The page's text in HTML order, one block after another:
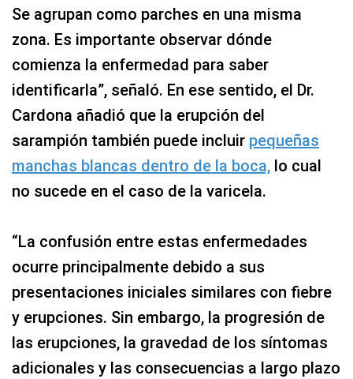
Se agrupan como parches en una misma
zona. Es importante observar dónde
comienza la enfermedad para saber
identificarla”, señaló. En ese sentido, el Dr.
Cardona añadió que la erupción del
sarampión también puede incluir pequeñas
manchas blancas dentro de la boca, lo cual
no sucede en el caso de la varicela.
“La confusión entre estas enfermedades
ocurre principalmente debido a sus
presentaciones iniciales similares con fiebre
y erupciones. Sin embargo, la progresión de
las erupciones, la gravedad de los síntomas
adicionales y las consecuencias a largo plazo